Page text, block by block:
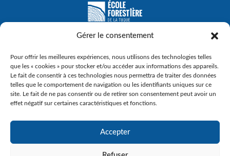
Gérer le consentement
Pour offrir les meilleures expériences, nous utilisons des technologies telles
que les « cookies » pour stocker et/ou accéder aux informations des appareils.
Le fait de consentir à ces technologies nous permettra de traiter des données
telles que le comportement de navigation ou les identifiants uniques sur ce
site. Le fait de ne pas consentir ou de retirer son consentement peut avoir un
effet négatif sur certaines caractéristiques et fonctions.
Accepter